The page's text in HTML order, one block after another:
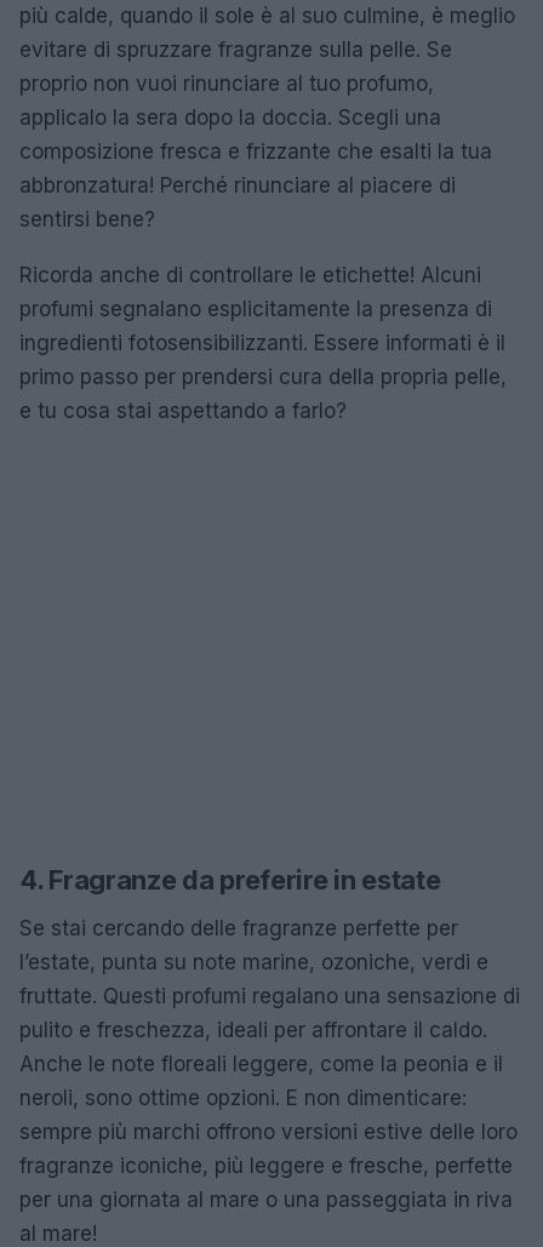
più calde, quando il sole è al suo culmine, è meglio
evitare di spruzzare fragranze sulla pelle. Se
proprio non vuoi rinunciare al tuo profumo,
applicalo la sera dopo la doccia. Scegli una
composizione fresca e frizzante che esalti la tua
abbronzatura! Perché rinunciare al piacere di
sentirsi bene?
Ricorda anche di controllare le etichette! Alcuni
profumi segnalano esplicitamente la presenza di
ingredienti fotosensibilizzanti. Essere informati è il
primo passo per prendersi cura della propria pelle,
e tu cosa stai aspettando a farlo?
4. Fragranze da preferire in estate
Se stai cercando delle fragranze perfette per
l’estate, punta su note marine, ozoniche, verdi e
fruttate. Questi profumi regalano una sensazione di
pulito e freschezza, ideali per affrontare il caldo.
Anche le note floreali leggere, come la peonia e il
neroli, sono ottime opzioni. E non dimenticare:
sempre più marchi offrono versioni estive delle loro
fragranze iconiche, più leggere e fresche, perfette
per una giornata al mare o una passeggiata in riva
al mare!